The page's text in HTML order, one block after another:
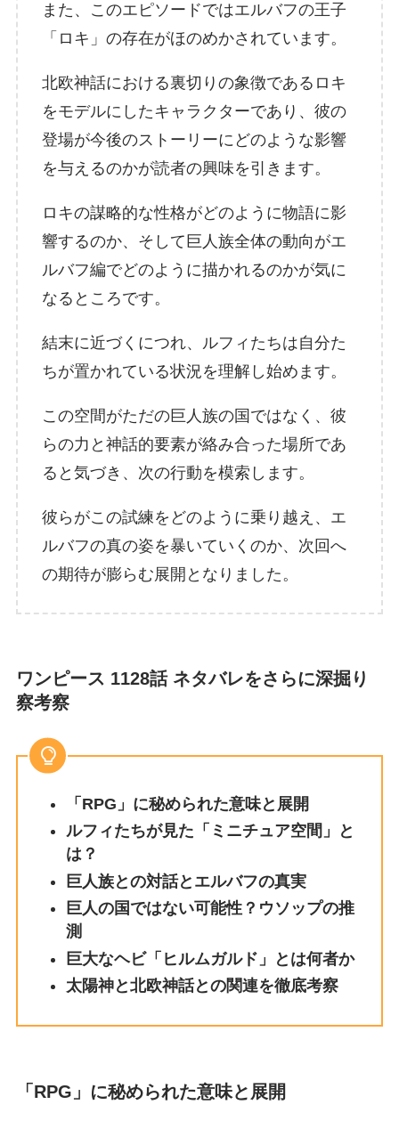
また、このエピソードではエルバフの王子
「ロキ」の存在がほのめかされています。
北欧神話における裏切りの象徴であるロキ
をモデルにしたキャラクターであり、彼の
登場が今後のストーリーにどのような影響
を与えるのかが読者の興味を引きます。
ロキの謀略的な性格がどのように物語に影
響するのか、そして巨人族全体の動向がエ
ルバフ編でどのように描かれるのかが気に
なるところです。
結末に近づくにつれ、ルフィたちは自分た
ちが置かれている状況を理解し始めます。
この空間がただの巨人族の国ではなく、彼
らの力と神話的要素が絡み合った場所であ
ると気づき、次の行動を模索します。
彼らがこの試練をどのように乗り越え、エ
ルバフの真の姿を暴いていくのか、次回へ
の期待が膨らむ展開となりました。
ワンピース 1128話 ネタバレをさらに深掘り
察考察
「RPG」に秘められた意味と展開
ルフィたちが見た「ミニチュア空間」と
は？
巨人族との対話とエルバフの真実
巨人の国ではない可能性？ウソップの推
測
巨大なヘビ「ヒルムガルド」とは何者か
太陽神と北欧神話との関連を徹底考察
「RPG」に秘められた意味と展開